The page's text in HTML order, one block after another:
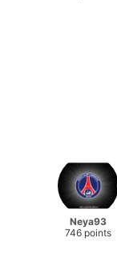
Neya93
746 points